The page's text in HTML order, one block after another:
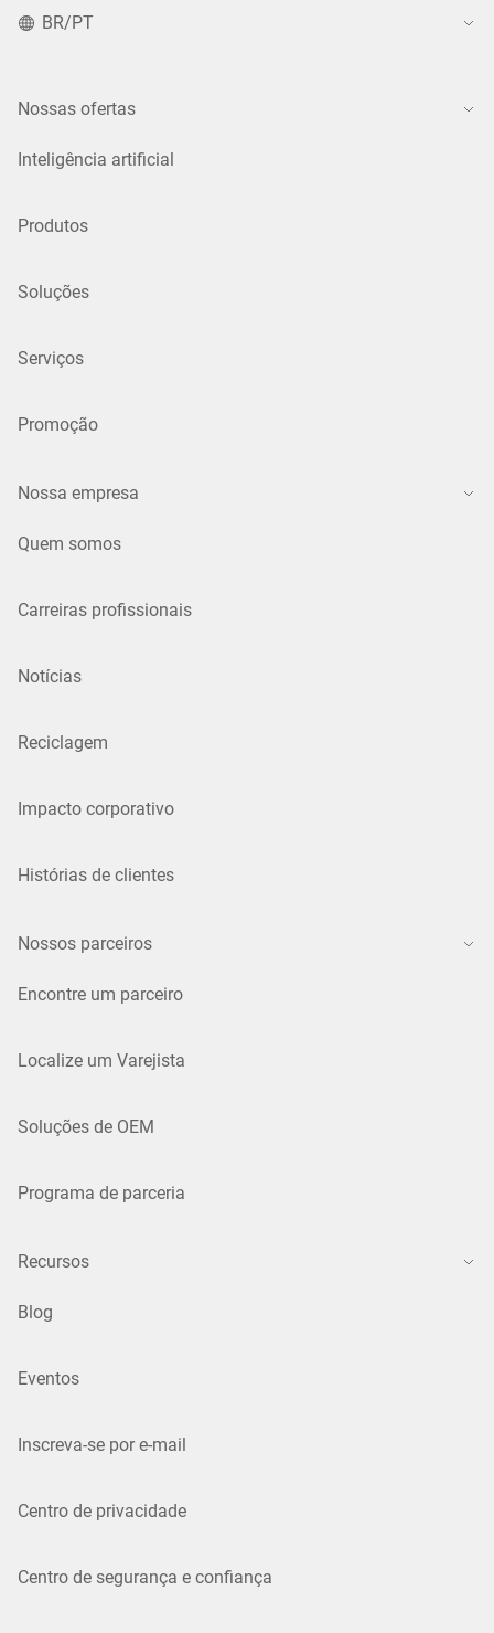
BR/PT
Nossas ofertas
Inteligência artificial
Produtos
Soluções
Serviços
Promoção
Nossa empresa
Quem somos
Carreiras profissionais
Notícias
Reciclagem
Impacto corporativo
Histórias de clientes
Nossos parceiros
Encontre um parceiro
Localize um Varejista
Soluções de OEM
Programa de parceria
Recursos
Blog
Eventos
Inscreva-se por e-mail
Centro de privacidade
Centro de segurança e confiança